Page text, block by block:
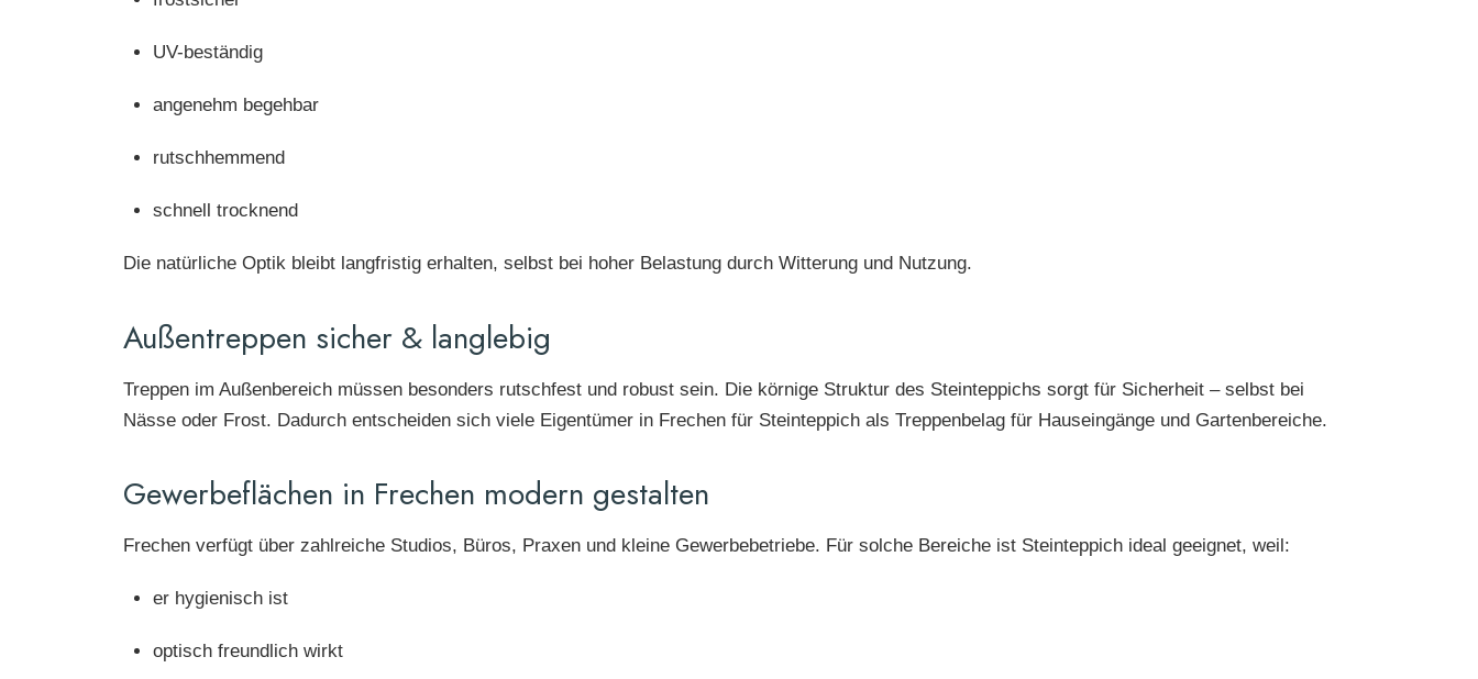
UV-beständig
angenehm begehbar
rutschhemmend
schnell trocknend
Die natürliche Optik bleibt langfristig erhalten, selbst bei hoher Belastung durch Witterung und Nutzung.
Außentreppen sicher & langlebig
Treppen im Außenbereich müssen besonders rutschfest und robust sein. Die körnige Struktur des Steinteppichs sorgt für Sicherheit – selbst bei
Nässe oder Frost. Dadurch entscheiden sich viele Eigentümer in Frechen für Steinteppich als Treppenbelag für Hauseingänge und Gartenbereiche.
Gewerbeflächen in Frechen modern gestalten
Frechen verfügt über zahlreiche Studios, Büros, Praxen und kleine Gewerbebetriebe. Für solche Bereiche ist Steinteppich ideal geeignet, weil:
er hygienisch ist
optisch freundlich wirkt